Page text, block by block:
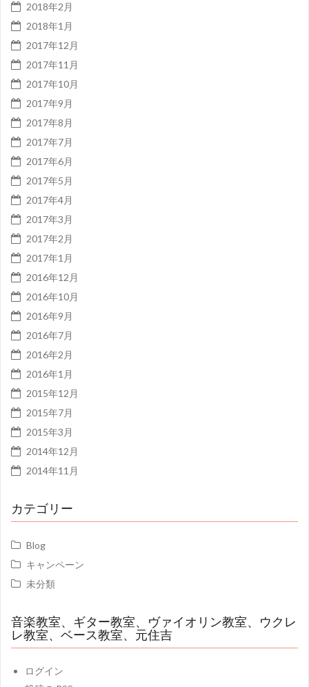
2018年2月
2018年1月
2017年12月
2017年11月
2017年10月
2017年9月
2017年8月
2017年7月
2017年6月
2017年5月
2017年4月
2017年3月
2017年2月
2017年1月
2016年12月
2016年10月
2016年9月
2016年7月
2016年2月
2016年1月
2015年12月
2015年7月
2015年3月
2014年12月
2014年11月
カテゴリー
Blog
キャンペーン
未分類
音楽教室、ギター教室、ヴァイオリン教室、ウクレ
レ教室、ベース教室、元住吉
ログイン